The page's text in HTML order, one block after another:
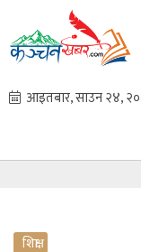
शिक्षा